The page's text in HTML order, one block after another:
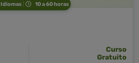
Idiomas 10 a 60 horas
Curso
Gratuito